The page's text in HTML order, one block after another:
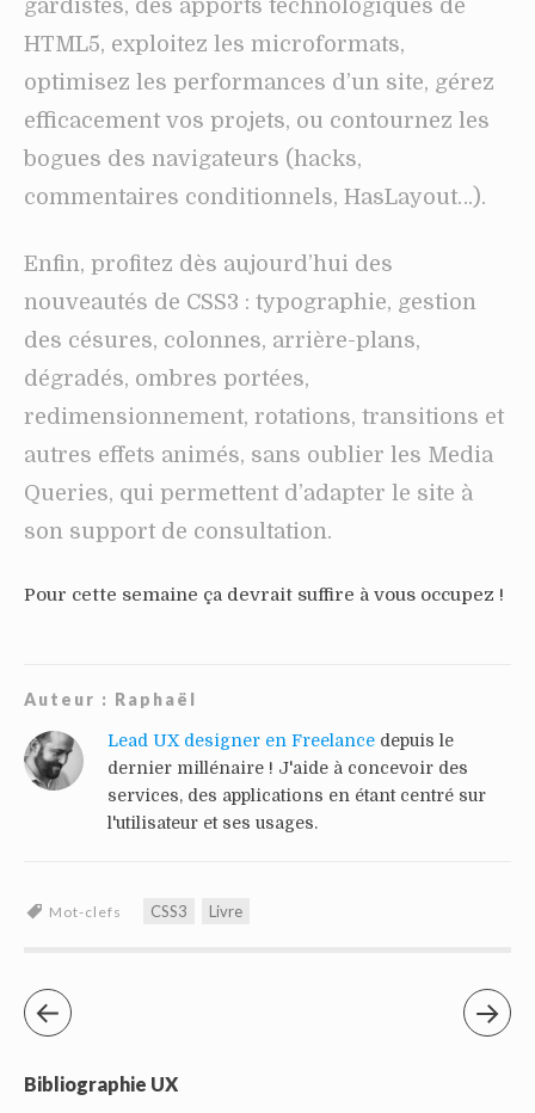
gardistes, des apports technologiques de
HTML5, exploitez les microformats,
optimisez les performances d’un site, gérez
efficacement vos projets, ou contournez les
bogues des navigateurs (hacks,
commentaires conditionnels, HasLayout…).
Enfin, profitez dès aujourd’hui des
nouveautés de CSS3 : typographie, gestion
des césures, colonnes, arrière-plans,
dégradés, ombres portées,
redimensionnement, rotations, transitions et
autres effets animés, sans oublier les Media
Queries, qui permettent d’adapter le site à
son support de consultation.
Pour cette semaine ça devrait suffire à vous occupez !
Auteur : Raphaël
Lead UX designer en Freelance depuis le
dernier millénaire ! J'aide à concevoir des
services, des applications en étant centré sur
l'utilisateur et ses usages.
Mot-clefs CSS3 Livre
Bibliographie UX